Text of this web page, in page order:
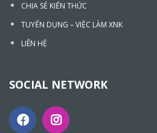
CHIA SẺ KIẾN THỨC
TUYỂN DỤNG – VIỆC LÀM XNK
LIÊN HỆ
SOCIAL NETWORK